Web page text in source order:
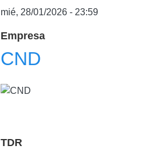
mié, 28/01/2026 - 23:59
Empresa
CND
TDR